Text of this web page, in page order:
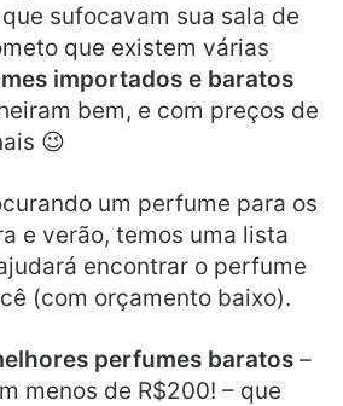
sufocavam sua sala de
que existem várias
importados e baratos
bem, e com preços de
😉
um perfume para os
e verão, temos uma lista
encontrar o perfume
(com orçamento baixo).
perfumes baratos –
menos de R$200! – que